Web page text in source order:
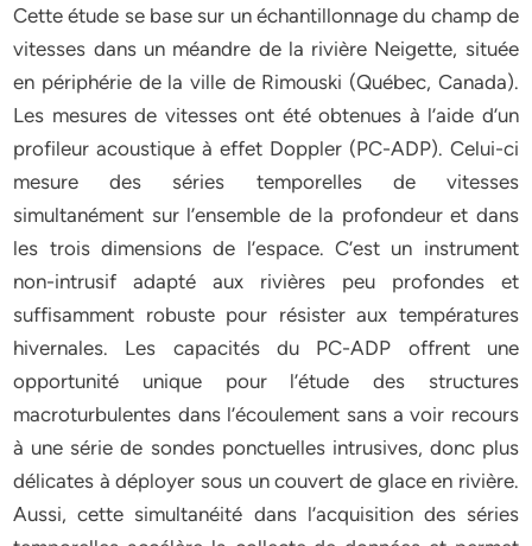
Cette étude se base sur un échantillonnage du champ de
vitesses dans un méandre de la rivière Neigette, située
en périphérie de la ville de Rimouski (Québec, Canada).
Les mesures de vitesses ont été obtenues à l’aide d’un
profileur acoustique à effet Doppler (PC-ADP). Celui-ci
mesure des séries temporelles de vitesses
simultanément sur l’ensemble de la profondeur et dans
les trois dimensions de l’espace. C’est un instrument
non-intrusif adapté aux rivières peu profondes et
suffisamment robuste pour résister aux températures
hivernales. Les capacités du PC-ADP offrent une
opportunité unique pour l’étude des structures
macroturbulentes dans l’écoulement sans a voir recours
à une série de sondes ponctuelles intrusives, donc plus
délicates à déployer sous un couvert de glace en rivière.
Aussi, cette simultanéité dans l’acquisition des séries